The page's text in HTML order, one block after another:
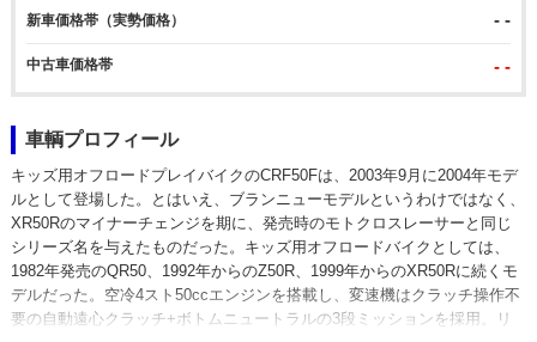
新車価格帯（実勢価格） - -
中古車価格帯 - -
車輌プロフィール
キッズ用オフロードプレイバイクのCRF50Fは、2003年9月に2004年モデ
ルとして登場した。とはいえ、ブランニューモデルというわけではなく、
XR50Rのマイナーチェンジを期に、発売時のモトクロスレーサーと同じ
シリーズ名を与えたものだった。キッズ用オフロードバイクとしては、
1982年発売のQR50、1992年からのZ50R、1999年からのXR50Rに続くモ
デルだった。空冷4スト50ccエンジンを搭載し、変速機はクラッチ操作不
要の自動遠心クラッチ+ボトムニュートラルの3段ミッションを採用。リ